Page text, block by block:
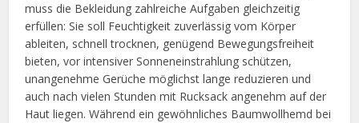
muss die Bekleidung zahlreiche Aufgaben gleichzeitig
erfüllen: Sie soll Feuchtigkeit zuverlässig vom Körper
ableiten, schnell trocknen, genügend Bewegungsfreiheit
bieten, vor intensiver Sonneneinstrahlung schützen,
unangenehme Gerüche möglichst lange reduzieren und
auch nach vielen Stunden mit Rucksack angenehm auf der
Haut liegen. Während ein gewöhnliches Baumwollhemd bei